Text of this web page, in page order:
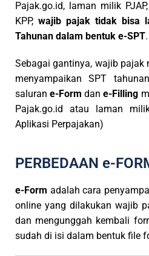
Pajak.go.id, laman milik
KPP, wajib pajak tidak bisa
Tahunan dalam bentuk e-SPT.
Sebagai gantinya, wajib pajak
menyampaikan SPT
salurane-Form dane-Filling
Pajak.go.id atau laman
Aplikasi Perpajakan)
PERBEDAAN e-
e-Form adalah cara
online yang dilakukan wajib
dan mengunggah kembali
sudah di isi dalam bentuk file